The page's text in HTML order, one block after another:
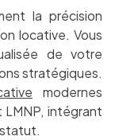
la précision
locative. Vous
de votre
stratégiques.
modernes
intégrant